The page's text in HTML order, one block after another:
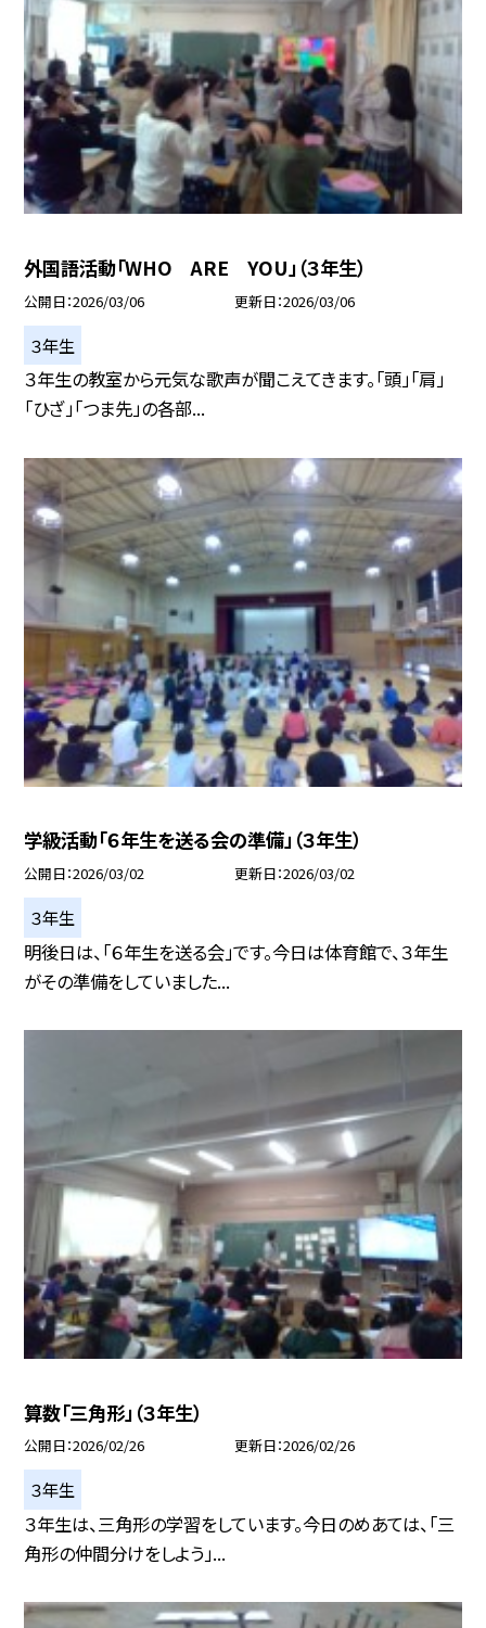
外国語活動「WHO ARE YOU」（３年生）
公開日 2026/03/06 更新日 2026/03/06
３年生
３年生の教室から元気な歌声が聞こえてきます。「頭」「肩」
「ひざ」「つま先」の各部...
学級活動「６年生を送る会の準備」（３年生）
公開日 2026/03/02 更新日 2026/03/02
３年生
明後日は、「６年生を送る会」です。今日は体育館で、３年生
がその準備をしていました...
算数「三角形」（３年生）
公開日 2026/02/26 更新日 2026/02/26
３年生
３年生は、三角形の学習をしています。今日のめあては、「三
角形の仲間分けをしよう」...